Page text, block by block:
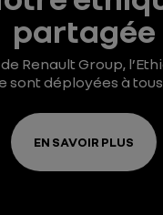
partagée
Renault Group,
sont déployées à
EN SAVOIR PLUS